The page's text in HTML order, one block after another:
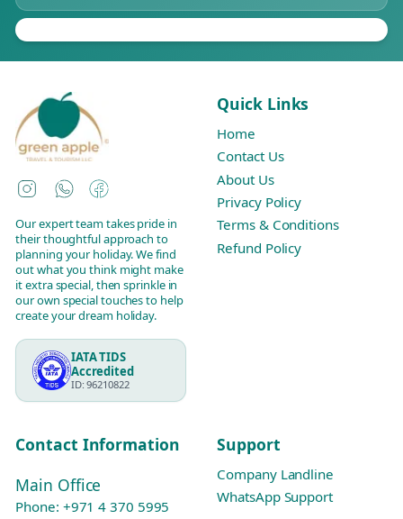
Instagram
WhatsAppFacebook
Our expert team takes pride in
their thoughtful approach to
planning your holiday. We find
out what you think might make
it extra special, then sprinkle in
our own special touches to help
create your dream holiday.
IATA TIDS
Accredited
ID: 96210822
Quick Links
Home
Contact Us
About Us
Privacy Policy
Terms & Conditions
Refund Policy
Contact Information
Main Office
Phone: +971 4 370 5995
Support
Company Landline
WhatsApp Support